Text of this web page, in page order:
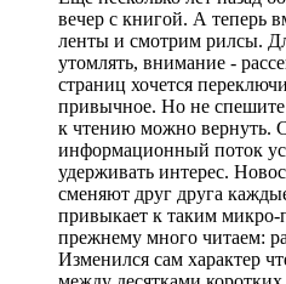
вечер с книгой. А теперь
ленты и смотрим рилсы.
утомлять, внимание -
страниц хочется
привычное. Но не спешите
к чтению можно вернуть.
информационный поток
удерживать интерес.
сменяют друг друга
привыкает к таким
прежнему много читаем:
Изменился сам характер